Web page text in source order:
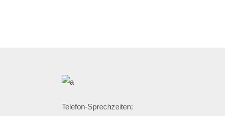
Telefon-Sprechzeiten: